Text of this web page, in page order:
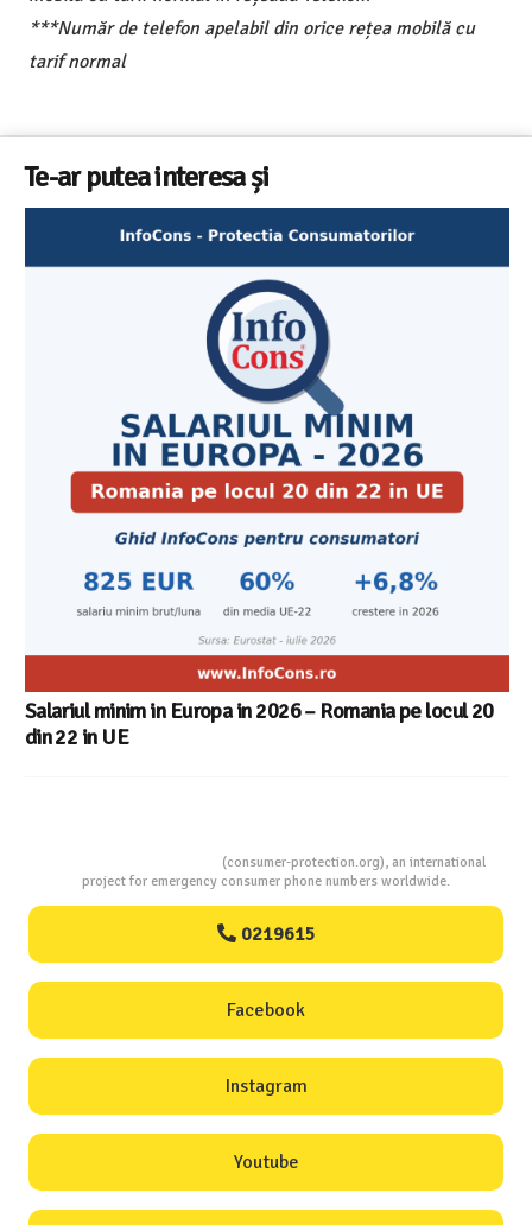
***Număr de telefon apelabil din orice rețea mobilă cu
tarif normal
Te-ar putea interesa și
Romania pe locul 20
Cele mai bune masini de spalat
Aplicatia InfoCons
(consumer-protection.org), an international
project for emergency consumer phone numbers worldwide.
0219615
Facebook
Instagram
Youtube